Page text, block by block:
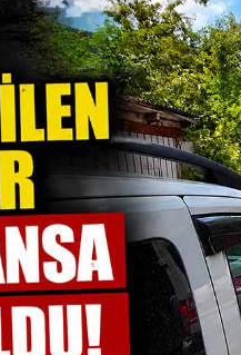
Güncel
Gerede’de Deprem
Oldu: AFAD ve
Duyurdu